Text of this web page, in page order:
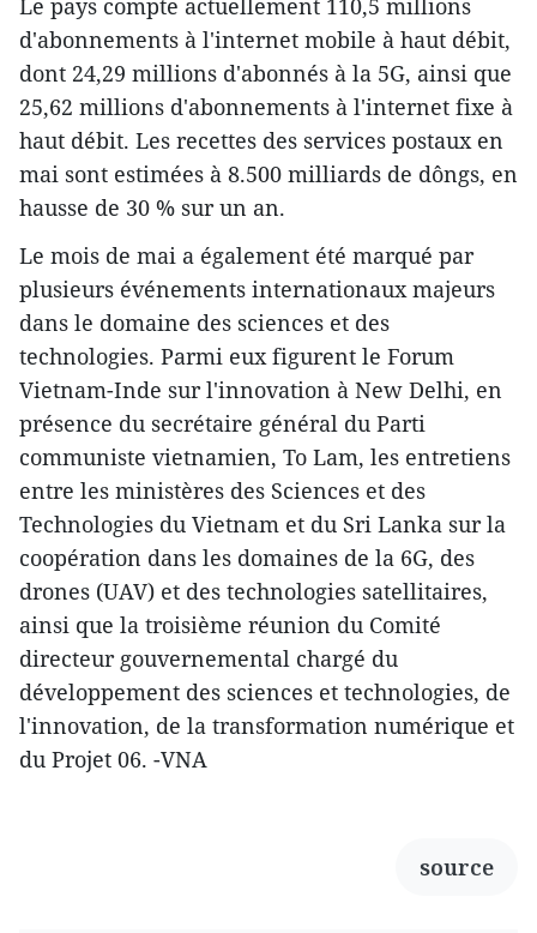
Le pays compte actuellement 110,5 millions
d'abonnements à l'internet mobile à haut débit,
dont 24,29 millions d'abonnés à la 5G, ainsi que
25,62 millions d'abonnements à l'internet fixe à
haut débit. Les recettes des services postaux en
mai sont estimées à 8.500 milliards de dôngs, en
hausse de 30 % sur un an.
Le mois de mai a également été marqué par
plusieurs événements internationaux majeurs
dans le domaine des sciences et des
technologies. Parmi eux figurent le Forum
Vietnam-Inde sur l'innovation à New Delhi, en
présence du secrétaire général du Parti
communiste vietnamien, To Lam, les entretiens
entre les ministères des Sciences et des
Technologies du Vietnam et du Sri Lanka sur la
coopération dans les domaines de la 6G, des
drones (UAV) et des technologies satellitaires,
ainsi que la troisième réunion du Comité
directeur gouvernemental chargé du
développement des sciences et technologies, de
l'innovation, de la transformation numérique et
du Projet 06. -VNA
source